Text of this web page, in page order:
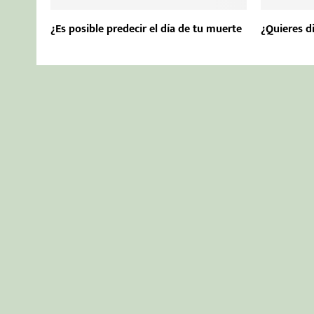
¿Es posible predecir el día de tu muerte ¿Quieres